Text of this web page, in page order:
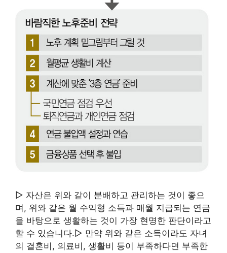
▷ 자산은 위와 같이 분배하고 관리하는 것이 좋으
며, 위와 같은 월 수익형 소득과 매월 지급되는 연금
을 바탕으로 생활하는 것이 가장 현명한 판단이라고
할 수 있습니다.▷ 만약 위와 같은 소득이라도 자녀
의 결혼비, 의료비, 생활비 등이 부족하다면 부족한